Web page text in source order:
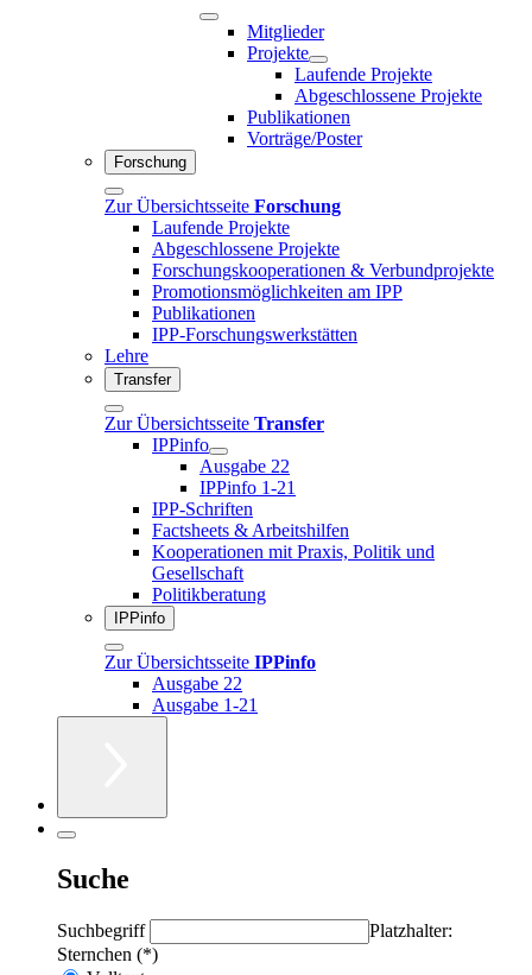
Mitglieder
Projekte
Laufende Projekte
Abgeschlossene Projekte
Publikationen
Vorträge/Poster
Forschung
Zur Übersichtsseite Forschung
Laufende Projekte
Abgeschlossene Projekte
Forschungskooperationen & Verbundprojekte
Promotionsmöglichkeiten am IPP
Publikationen
IPP-Forschungswerkstätten
Lehre
Transfer
Zur Übersichtsseite Transfer
IPPinfo
Ausgabe 22
IPPinfo 1-21
IPP-Schriften
Factsheets & Arbeitshilfen
Kooperationen mit Praxis, Politik und
Gesellschaft
Politikberatung
IPPinfo
Zur Übersichtsseite IPPinfo
Ausgabe 22
Ausgabe 1-21
Suche
Suchbegriff
Platzhalter:
Sternchen (*)